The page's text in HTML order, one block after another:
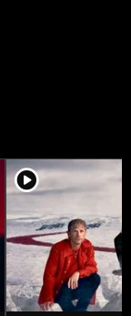
player2